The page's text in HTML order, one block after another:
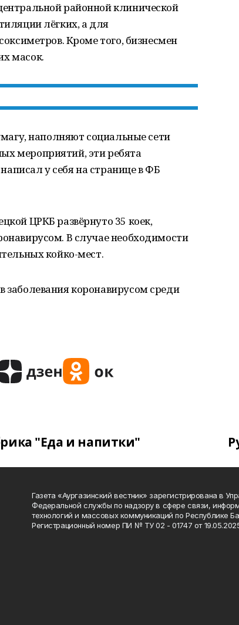
районной клинической
лёгких, а для
Кроме того, бизнесмен
масок.
наполняют социальные сети
мероприятий, эти ребята
у себя на странице в ФБ
ЦРКБ развёрнуто 35 коек,
В случае необходимости
койко-мест.
коронавирусом среди
"Еда и напитки"
Газета «Аургазинский вестник» зарегистрирована в
Федеральной службы по надзору в сфере связи,
технологий и массовых коммуникаций по Республике
Регистрационный номер ПИ № ТУ 02 - 01747 от